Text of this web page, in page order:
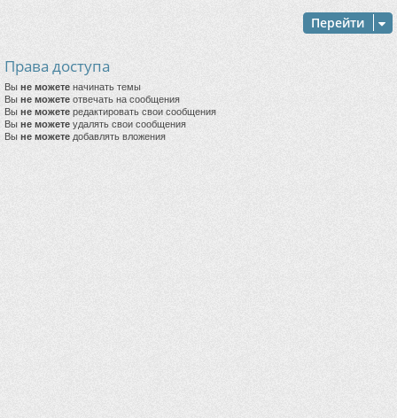
Перейти
Права доступа
Вы не можете начинать темы
Вы не можете отвечать на сообщения
Вы не можете редактировать свои сообщения
Вы не можете удалять свои сообщения
Вы не можете добавлять вложения